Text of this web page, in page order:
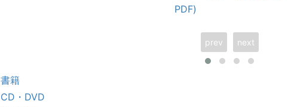
PDF)
prev next
書籍
CD・DVD